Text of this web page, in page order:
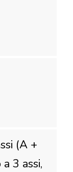
(A +
3 assi,